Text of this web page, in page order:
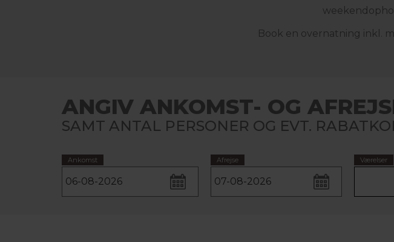
Book en overnatning inkl.
ANGIV ANKOMST- OG
SAMT ANTAL PERSONER OG EVT.
Ankomst Afrejse Værelser